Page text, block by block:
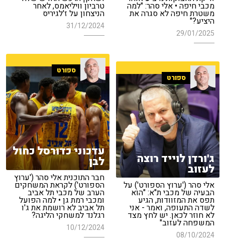
מכבי חיפה • אלי סהר: "למה
משטרת חיפה לא סגרה את
היציע?"
29/01/2025
טרביון וויליאמס, לאחר
הניצחון על ז'לגיריס
31/12/2024
ספורט
עדכוני כדורסל כחול
לבן
חבר התוכנית אלי סהר ('ערוץ
הספורט') לקראת המשחקים
הערב של מכבי תל אביב
ומכבי רמת גן • למה הפועל
תל אביב לא רושמת את ג'ו
רגלנד למשחקי הליגה?
10/12/2024
ספורט
ג'ורדן לוייד רוצה
לעזוב
אלי סהר ('ערוץ הספורט') על
הבעיה של מכבי ת"א: "הוא
תפס את המזוודות, הגיע
לשדה התעופה, ואמר - אני
לא חוזר לכאן. יש לחץ מצד
המשפחה לעזוב"
08/10/2024